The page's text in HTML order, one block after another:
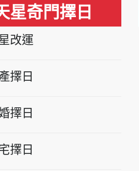
星奇門擇日
改運
擇日
擇日
擇日